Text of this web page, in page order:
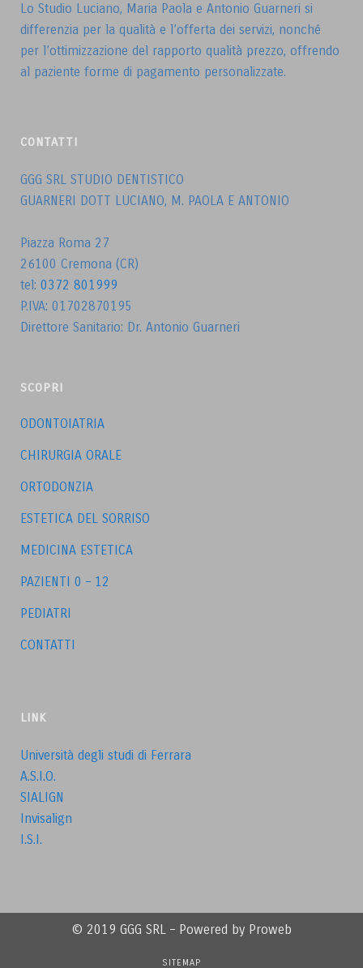
Lo Studio Luciano, Maria Paola e Antonio Guarneri si
differenzia per la qualità e l’offerta dei servizi, nonché
per l’ottimizzazione del rapporto qualità prezzo, offrendo
al paziente forme di pagamento personalizzate.
CONTATTI
GGG SRL STUDIO DENTISTICO
GUARNERI DOTT LUCIANO, M. PAOLA E ANTONIO
Piazza Roma 27
26100 Cremona (CR)
tel: 0372 801999
P.IVA: 01702870195
Direttore Sanitario: Dr. Antonio Guarneri
SCOPRI
ODONTOIATRIA
CHIRURGIA ORALE
ORTODONZIA
ESTETICA DEL SORRISO
MEDICINA ESTETICA
PAZIENTI 0 – 12
PEDIATRI
CONTATTI
LINK
Università degli studi di Ferrara
A.S.I.O.
SIALIGN
Invisalign
I.S.I.
© 2019 GGG SRL – Powered by Proweb
SITEMAP